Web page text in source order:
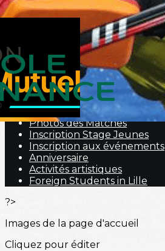
Menu
>
Nous contacter
Portraits
Hockey Fauteuil
Nos prestations
Galerie Photos
Photos des Matches
Inscription Stage Jeunes
Inscription aux événements
Anniversaire
Activités artistiques
Foreign Students in Lille
?>
Images de la page d'accueil
Cliquez pour éditer